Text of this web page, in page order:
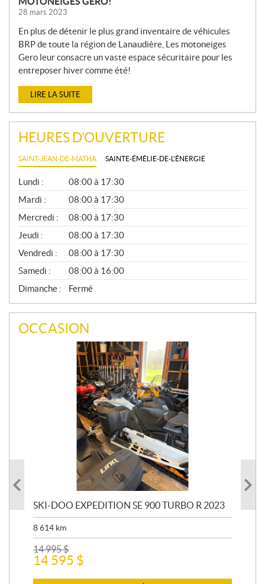
28 mars 2023
En plus de détenir le plus grand inventaire de véhicules
BRP de toute la région de Lanaudière, Les motoneiges
Gero leur consacre un vaste espace sécuritaire pour les
entreposer hiver comme été!
LIRE LA SUITE
HEURES D'OUVERTURE
SAINT-JEAN-DE-MATHA SAINTE-ÉMÉLIE-DE-L'ÉNERGIE
G
É
N
É
R
A
L
Lundi :
08:00 à 17:30
Mardi :
08:00 à 17:30
Mercredi :
08:00 à 17:30
Jeudi :
08:00 à 17:30
Vendredi :
08:00 à 17:30
Samedi :
08:00 à 16:00
Dimanche :
Fermé
OCCASION
SKI-DOO EXPEDITION SE 900 TURBO R 2023
8 614 km
14 995$
14 595 $